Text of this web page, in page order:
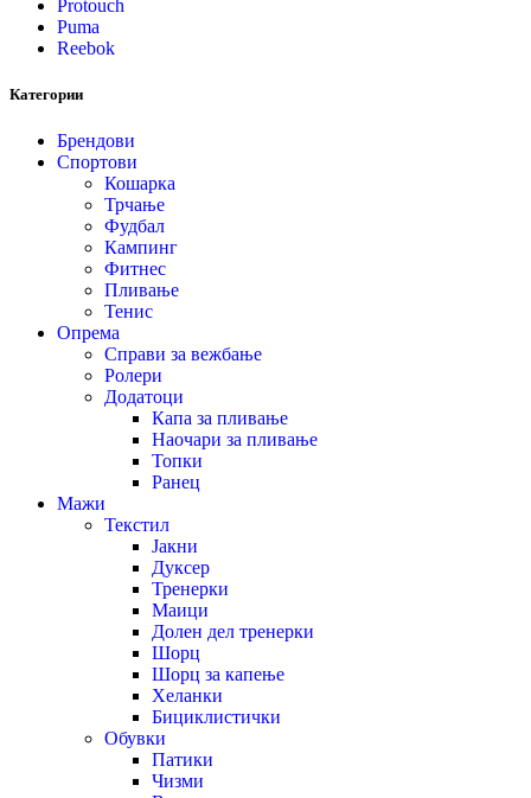
Protouch
Puma
Reebok
Категории
Брендови
Спортови
Кошарка
Трчање
Фудбал
Кампинг
Фитнес
Пливање
Тенис
Опрема
Справи за вежбање
Ролери
Додатоци
Капа за пливање
Наочари за пливање
Топки
Ранец
Мажи
Текстил
Јакни
Дуксер
Тренерки
Маици
Долен дел тренерки
Шорц
Шорц за капење
Хеланки
Бициклистички
Обувки
Патики
Чизми